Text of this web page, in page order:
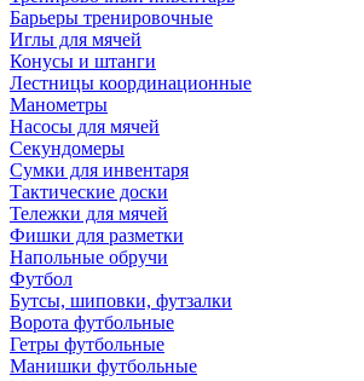
Барьеры тренировочные
Иглы для мячей
Конусы и штанги
Лестницы координационные
Манометры
Насосы для мячей
Секундомеры
Сумки для инвентаря
Тактические доски
Тележки для мячей
Фишки для разметки
Напольные обручи
Футбол
Бутсы, шиповки, футзалки
Ворота футбольные
Гетры футбольные
Манишки футбольные